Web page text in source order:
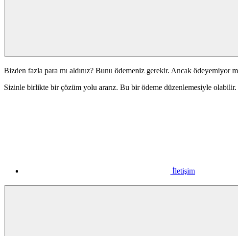
Bizden fazla para mı aldınız? Bunu ödemeniz gerekir. Ancak ödeyemiyor
Sizinle birlikte bir çözüm yolu ararız. Bu bir ödeme düzenlemesiyle
İletişim